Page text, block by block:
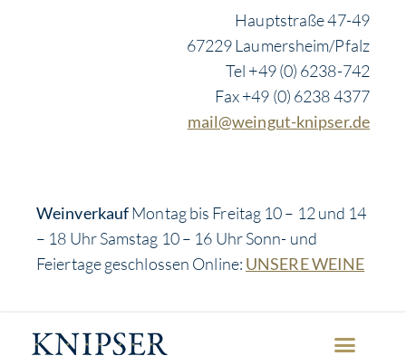
Hauptstraße 47-49
67229 Laumersheim/Pfalz
Tel +49 (0) 6238-742
Fax +49 (0) 6238 4377
mail@weingut-knipser.de
WeinverkaufMontag bis Freitag 10 – 12 und 14
– 18 Uhr Samstag 10 – 16 Uhr Sonn- und
Feiertage geschlossen Online: UNSERE WEINE